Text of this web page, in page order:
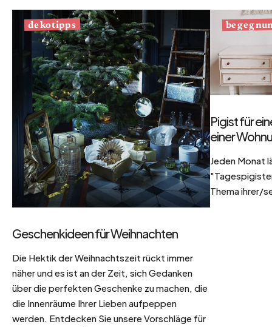
dekotipps
Geschenkideen für Weihnachten
Die Hektik der Weihnachtszeit rückt immer
näher und es ist an der Zeit, sich Gedanken
über die perfekten Geschenke zu machen, die
die Innenräume Ihrer Lieben aufpeppen
werden. Entdecken Sie unsere Vorschläge für
Pigist für
einer
Jeden Monat
Thema ihrer/